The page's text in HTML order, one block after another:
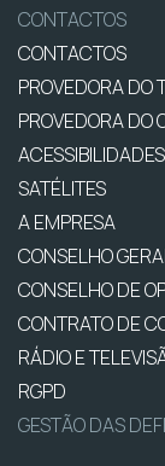
CONTACTOS
CONTACTOS
PROVEDORA DO
PROVEDORA DO
ACESSIBILIDADES
SATÉLITES
A EMPRESA
CONSELHO
CONSELHO DE
CONTRATO DE
RÁDIO E
RGPD
GESTÃO DAS